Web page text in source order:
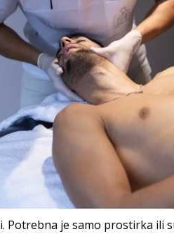
Potrebna je samo prostirka ili